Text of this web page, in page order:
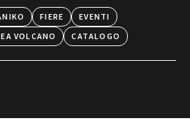
FIERE
EVENTI
VOLCANO CATALOGO